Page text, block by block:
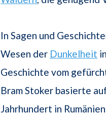
In Sagen und
Wesen der Dunkelheit
Geschichte vom
Bram Stoker basierte
Jahrhundert in